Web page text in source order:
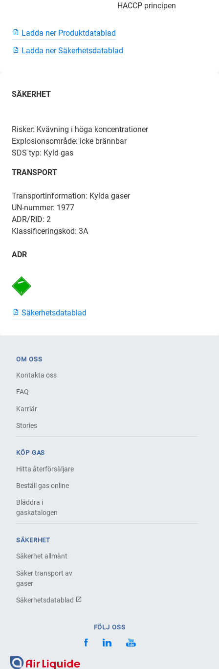
HACCP principen
Ladda ner Produktdatablad
Ladda ner Säkerhetsdatablad
SÄKERHET
Risker: Kvävning i höga koncentrationer
Explosionsområde: icke brännbar
SDS typ: Kyld gas
TRANSPORT
Transportinformation: Kylda gaser
UN-nummer: 1977
ADR/RID: 2
Klassificeringskod: 3A
ADR
Säkerhetsdatablad
OM OSS
Kontakta oss
FAQ
Karriär
Stories
KÖP GAS
Hitta återförsäljare
Beställ gas online
Bläddra i
gaskatalogen
SÄKERHET
Säkerhet allmänt
Säker transport av
gaser
Säkerhetsdatablad
FÖLJ OSS